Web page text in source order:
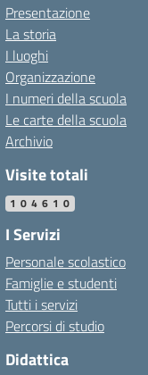
Presentazione
La storia
I luoghi
Organizzazione
I numeri della scuola
Le carte della scuola
Archivio
Visite totali
104610
I Servizi
Personale scolastico
Famiglie e studenti
Tutti i servizi
Percorsi di studio
Didattica